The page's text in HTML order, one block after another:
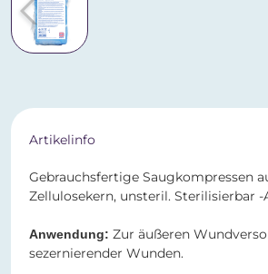
Artikelinfo
Gebrauchsfertige Saugkompressen
Zellulosekern, unsteril. Sterilisierbar -A
Anwendung: Zur äußeren
sezernierender Wunden.